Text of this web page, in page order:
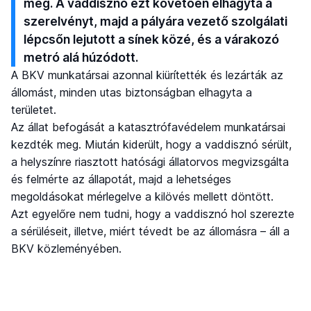
meg. A vaddisznó ezt követően elhagyta a
szerelvényt, majd a pályára vezető szolgálati
lépcsőn lejutott a sínek közé, és a várakozó
metró alá húzódott.
A BKV munkatársai azonnal kiürítették és lezárták az
állomást, minden utas biztonságban elhagyta a
területet.
Az állat befogását a katasztrófavédelem munkatársai
kezdték meg. Miután kiderült, hogy a vaddisznó sérült,
a helyszínre riasztott hatósági állatorvos megvizsgálta
és felmérte az állapotát, majd a lehetséges
megoldásokat mérlegelve a kilövés mellett döntött.
Azt egyelőre nem tudni, hogy a vaddisznó hol szerezte
a sérüléseit, illetve, miért tévedt be az állomásra – áll a
BKV közleményében.